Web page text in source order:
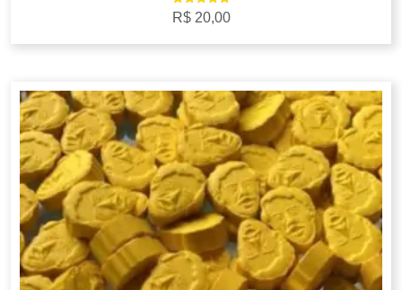
Avaliação
5.00
R$20,00